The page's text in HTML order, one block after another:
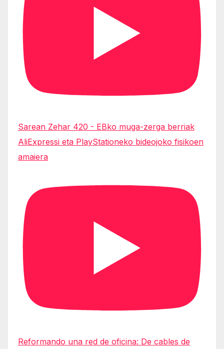
Sarean Zehar 420 - EBko muga-zerga berriak
AliExpressi eta PlayStationeko bideojoko fisikoen
amaiera
Reformando una red de oficina: De cables de